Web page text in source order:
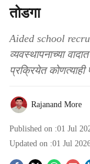
तोडगा
Aided school
व्यवस्थापनाच्या
प्रक्रियेत कोणत्याही
Rajanand More
Published on :01 Jul
Updated on :01 Jul